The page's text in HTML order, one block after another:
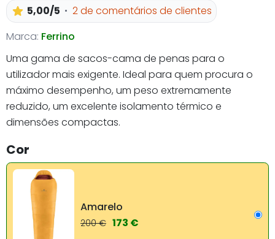
5,00/5
2 de comentários de clientes
Marca: Ferrino
Uma gama de sacos-cama de penas para o
utilizador mais exigente. Ideal para quem procura o
máximo desempenho, um peso extremamente
reduzido, um excelente isolamento térmico e
dimensões compactas.
Cor
Amarelo
200 € 173 €